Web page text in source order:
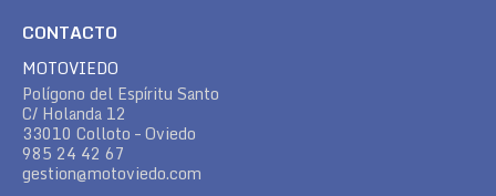
CONTACTO
MOTOVIEDO
Polígono del Espíritu Santo
C/ Holanda 12
33010 Colloto – Oviedo
985 24 42 67
gestion@motoviedo.com